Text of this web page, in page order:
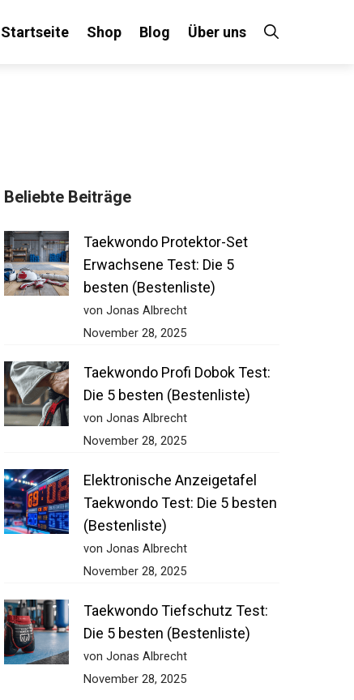
Startseite Shop Blog Über uns
Beliebte Beiträge
Taekwondo Protektor-Set
Erwachsene Test: Die 5
besten (Bestenliste)
von Jonas Albrecht
November 28, 2025
Taekwondo Profi Dobok Test:
Die 5 besten (Bestenliste)
von Jonas Albrecht
November 28, 2025
Elektronische Anzeigetafel
Taekwondo Test: Die 5
besten (Bestenliste)
von Jonas Albrecht
November 28, 2025
Taekwondo Tiefschutz Test:
Die 5 besten (Bestenliste)
von Jonas Albrecht
November 28, 2025